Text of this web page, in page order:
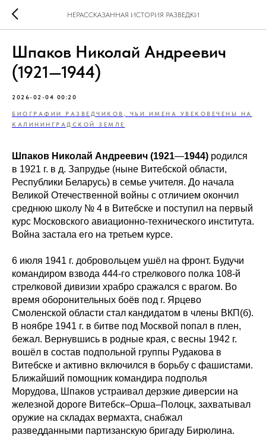
НЕРАССКАЗАННАЯ ИСТОРИЯ РАЗВЕДКИ
Шпаков Николай Андреевич
(1921—1944)
2026-02-04 00:20
БИОГРАФИИ РАЗВЕДЧИКОВ, ЧЬИ ИМЕНА УВЕКОВЕЧЕНЫ НА
КАЛИНИНГРАДСКОЙ ЗЕМЛЕ
Шпаков Николай Андреевич (1921—1944) родился
в 1921 г. в д. Запрудье (ныне Витебской области,
Республики Беларусь) в семье учителя. До начала
Великой Отечественной войны с отличием окончил
среднюю школу № 4 в Витебске и поступил на первый
курс Московского авиационно-технического института.
Война застала его на третьем курсе.
6 июля 1941 г. добровольцем ушёл на фронт. Будучи
командиром взвода 444‑го стрелкового полка 108‑й
стрелковой дивизии храбро сражался с врагом. Во
время оборонительных боёв под г. Ярцево
Смоленской области стал кандидатом в члены ВКП(б).
В ноябре 1941 г. в битве под Москвой попал в плен,
бежал. Вернувшись в родные края, с весны 1942 г.
вошёл в состав подпольной группы Рудакова в
Витебске и активно включился в борьбу с фашистами.
Ближайший помощник командира подполья
Морудова, Шпаков устраивал дерзкие диверсии на
железной дороге Витебск–Орша–Полоцк, захватывал
оружие на складах вермахта, снабжал
разведданными партизанскую бригаду Бирюлина.